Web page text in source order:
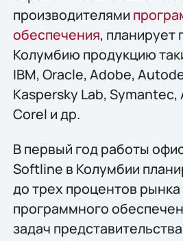
производителями
обеспечения, планирует
Колумбию продукцию
IBM, Oracle, Adobe,
Kaspersky Lab, Symantec,
Corel и др.
В первый год работы
Softline в Колумбии
до трех процентов
программного
задач